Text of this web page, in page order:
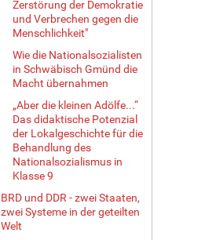
Zerstörung der Demokratie
und Verbrechen gegen die
Menschlichkeit"
Wie die Nationalsozialisten
in Schwäbisch Gmünd die
Macht übernahmen
„Aber die kleinen Adölfe...“
Das didaktische Potenzial
der Lokalgeschichte für die
Behandlung des
Nationalsozialismus in
Klasse 9
BRD und DDR - zwei Staaten,
zwei Systeme in der geteilten
Welt